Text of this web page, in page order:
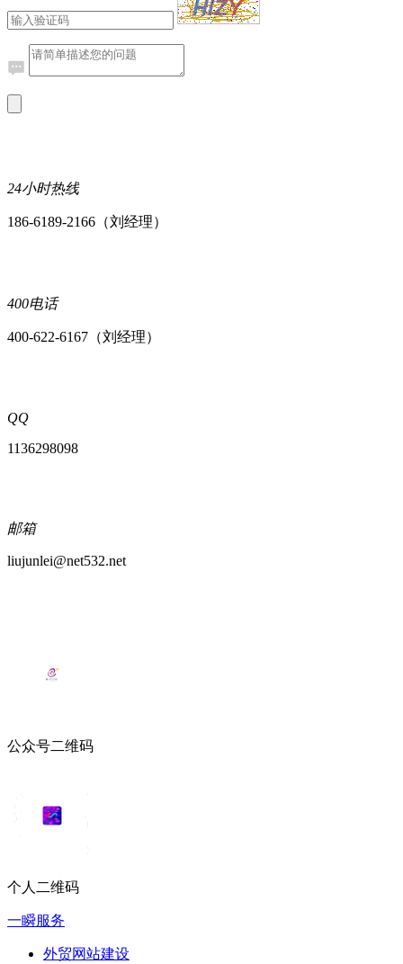
24小时热线
186-6189-2166（刘经理）
400电话
400-622-6167（刘经理）
QQ
1136298098
邮箱
liujunlei@net532.net
公众号二维码
个人二维码
一瞬服务
外贸网站建设